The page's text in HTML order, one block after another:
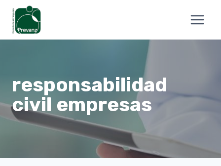
Saltar
contenido
responsabilidad
civil empresas